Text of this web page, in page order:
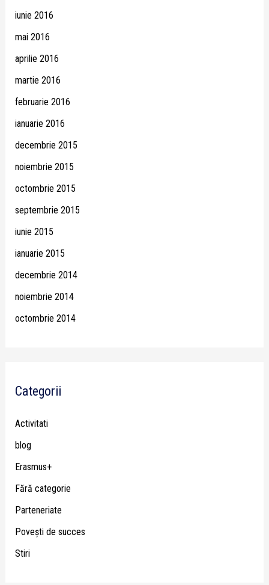
iunie 2016
mai 2016
aprilie 2016
martie 2016
februarie 2016
ianuarie 2016
decembrie 2015
noiembrie 2015
octombrie 2015
septembrie 2015
iunie 2015
ianuarie 2015
decembrie 2014
noiembrie 2014
octombrie 2014
Categorii
Activitati
blog
Erasmus+
Fără categorie
Parteneriate
Poveşti de succes
Stiri